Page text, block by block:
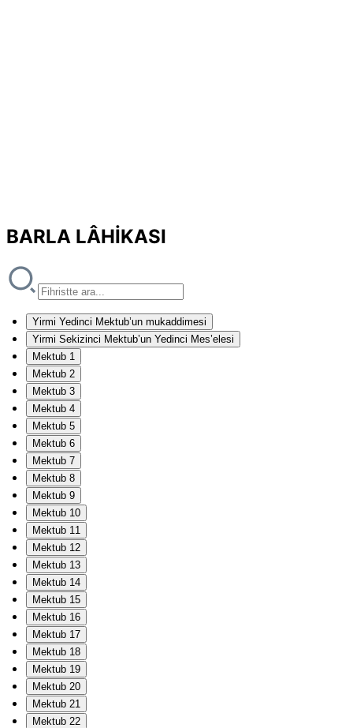
BARLA LÂHİKASI
Yirmi Yedinci Mektub’un mukaddimesi
Yirmi Sekizinci Mektub’un Yedinci Mes’elesi
Mektub 1
Mektub 2
Mektub 3
Mektub 4
Mektub 5
Mektub 6
Mektub 7
Mektub 8
Mektub 9
Mektub 10
Mektub 11
Mektub 12
Mektub 13
Mektub 14
Mektub 15
Mektub 16
Mektub 17
Mektub 18
Mektub 19
Mektub 20
Mektub 21
Mektub 22